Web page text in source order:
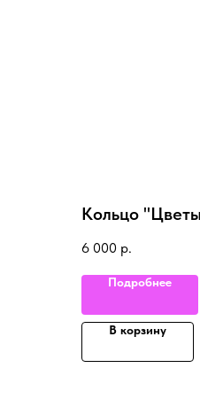
Кольцо
6 000 р.
Подробнее
В корзину